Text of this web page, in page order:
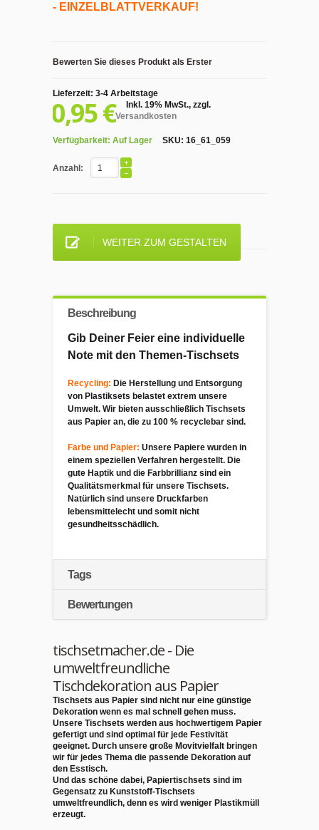
- EINZELBLATTVERKAUF!
Bewerten Sie dieses Produkt als Erster
Lieferzeit: 3-4 Arbeitstage
0,95 € Inkl. 19% MwSt., zzgl.
Versandkosten
Verfügbarkeit: Auf Lager SKU: 16_61_059
Anzahl:
WEITER ZUM GESTALTEN
Beschreibung
Gib Deiner Feier eine individuelle
Note mit den Themen-Tischsets
Recycling: Die Herstellung und Entsorgung
von Plastiksets belastet extrem unsere
Umwelt. Wir bieten ausschließlich Tischsets
aus Papier an, die zu 100 % recyclebar sind.
Farbe und Papier: Unsere Papiere wurden in
einem speziellen Verfahren hergestellt. Die
gute Haptik und die Farbbrillianz sind ein
Qualitätsmerkmal für unsere Tischsets.
Natürlich sind unsere Druckfarben
lebensmittelecht und somit nicht
gesundheitsschädlich.
Tags
Bewertungen
tischsetmacher.de - Die
umweltfreundliche
Tischdekoration aus Papier
Tischsets aus Papier sind nicht nur eine günstige
Dekoration wenn es mal schnell gehen muss.
Unsere Tischsets werden aus hochwertigem Papier
gefertigt und sind optimal für jede Festivität
geeignet. Durch unsere große Movitvielfalt bringen
wir für jedes Thema die passende Dekoration auf
den Esstisch.
Und das schöne dabei, Papiertischsets sind im
Gegensatz zu Kunststoff-Tischsets
umweltfreundlich, denn es wird weniger Plastikmüll
erzeugt.